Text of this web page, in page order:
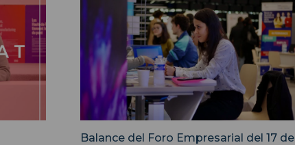
Balance del Foro Empresarial del 17 de